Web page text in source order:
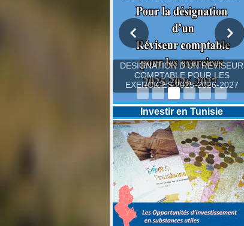
DESIGNATION D’UN REVISEUR
COMPTABLE POUR LES
EXERCICES 2025-2026-2027
Investir en Tunisie